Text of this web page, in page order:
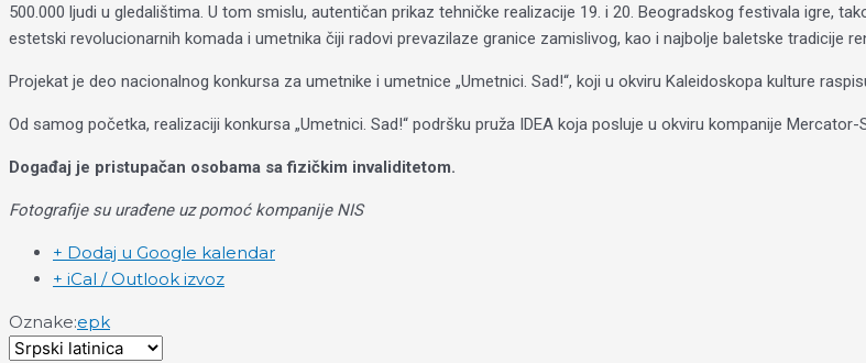
500.000 ljudi u gledalištima. U tom smislu, autentičan prikaz tehničke realizacije 19. i 20. Beogradskog festivala igre,
estetski revolucionarnih komada i umetnika čiji radovi prevazilaze granice zamislivog, kao i najbolje baletske tradicije
Projekat je deo nacionalnog konkursa za umetnike i umetnice „Umetnici. Sad!“, koji u okviru Kaleidoskopa kulture
Od samog početka, realizaciji konkursa „Umetnici. Sad!“ podršku pruža IDEA koja posluje u okviru kompanije Mercator-
Događaj je pristupačan osobama sa fizičkim invaliditetom.
Fotografije su urađene uz pomoć kompanije NIS
+ Dodaj u Google kalendar
+ iCal / Outlook izvoz
Oznake:epk